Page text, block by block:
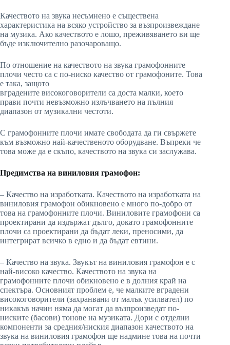
Качеството на звука несъмнено е съществена
характеристика на всяко устройство за възпроизвеждане
на музика. Ако качеството е лошо, преживяването ви ще
бъде изключително разочароващо.
По отношение на качеството на звука грамофонните
плочи често са с по-ниско качество от грамофоните. Това
е така, защото
вградените високоговорители са доста малки, което
прави почти невъзможно излъчването на пълния
диапазон от музикални честоти.
С грамофонните плочи имате свободата да ги свържете
към възможно най-качественото оборудване. Въпреки че
това може да е скъпо, качеството на звука си заслужава.
Предимства на виниловия грамофон:
– Качество на изработката. Качеството на изработката на
виниловия грамофон обикновено е много по-добро от
това на грамофонните плочи. Виниловите грамофони са
проектирани да издържат дълго, докато грамофонните
плочи са проектирани да бъдат леки, преносими, да
интегрират всичко в едно и да бъдат евтини.
– Качество на звука. Звукът на виниловия грамофон е с
най-високо качество. Качеството на звука на
грамофонните плочи обикновено е в долния край на
спектъра. Основният проблем е, че малките вградени
високоговорители (захранвани от малък усилвател) по
никакъв начин няма да могат да възпроизведат по-
ниските (басови) тонове на музиката. Дори с отделни
компоненти за средния/ниския диапазон качеството на
звука на виниловия грамофон ще надмине това на почти